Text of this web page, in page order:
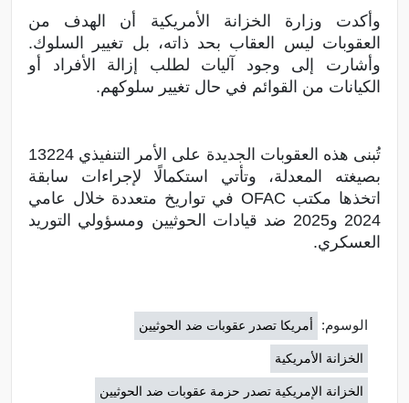
وأكدت وزارة الخزانة الأمريكية أن الهدف من
العقوبات ليس العقاب بحد ذاته، بل تغيير السلوك.
وأشارت إلى وجود آليات لطلب إزالة الأفراد أو
الكيانات من القوائم في حال تغيير سلوكهم.
تُبنى هذه العقوبات الجديدة على الأمر التنفيذي 13224
بصيغته المعدلة، وتأتي استكمالًا لإجراءات سابقة
اتخذها مكتب OFAC في تواريخ متعددة خلال عامي
2024 و2025 ضد قيادات الحوثيين ومسؤولي التوريد
العسكري.
الوسوم: أمريكا تصدر عقوبات ضد الحوثيين
الخزانة الأمريكية
الخزانة الإمريكية تصدر حزمة عقوبات ضد الحوثيين